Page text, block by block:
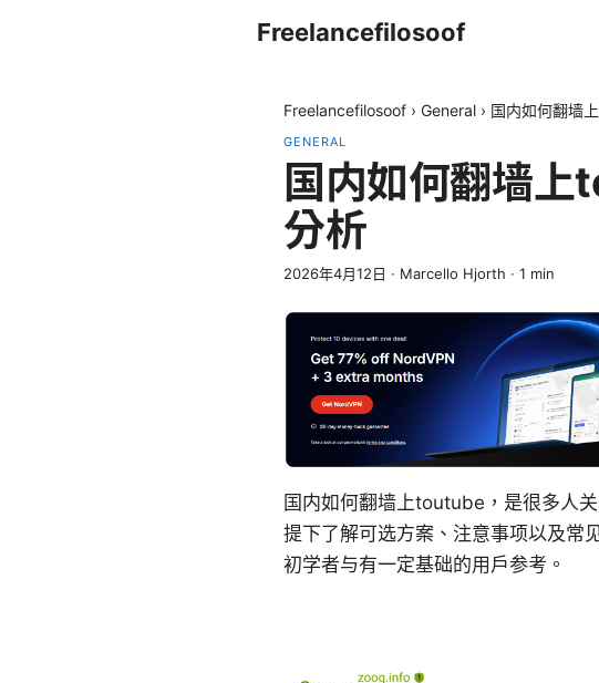
Freelancefilosoof
Freelancefilosoof › General › 国内如何翻墙
GENERAL
国内如何翻墙
分析
2026年4月12日 · Marcello Hjorth · 1 min
国内如何翻墙上toutube，是很多人
提下了解可选方案、注意事项以及常
初学者与有一定基础的用户参考。